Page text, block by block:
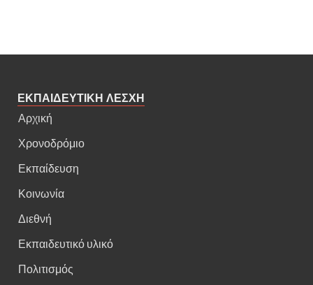
ΕΚΠΑΙΔΕΥΤΙΚΗ ΛΕΣΧΗ
Αρχική
Χρονοδρόμιο
Εκπαίδευση
Κοινωνία
Διεθνή
Εκπαιδευτικό υλικό
Πολιτισμός